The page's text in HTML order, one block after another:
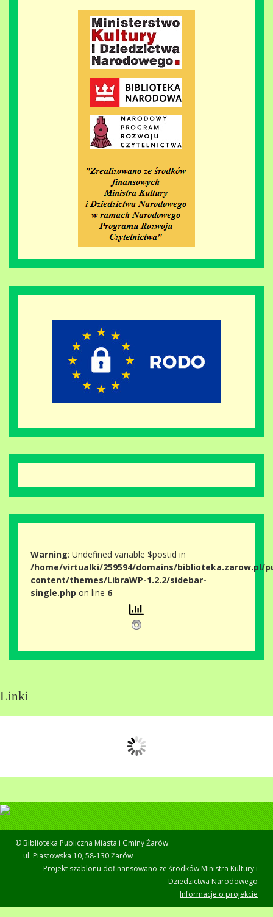
Warning: Undefined variable $postid in
/home/virtualki/259594/domains/biblioteka.zarow.pl/
content/themes/LibraWP-1.2.2/sidebar-
single.php on line 6
Linki
© Biblioteka Publiczna Miasta i Gminy Żarów
ul. Piastowska 10, 58-130 Żarów
Projekt szablonu dofinansowano ze środków Ministra Kultury i
Dziedzictwa Narodowego
Informacje o projekcie